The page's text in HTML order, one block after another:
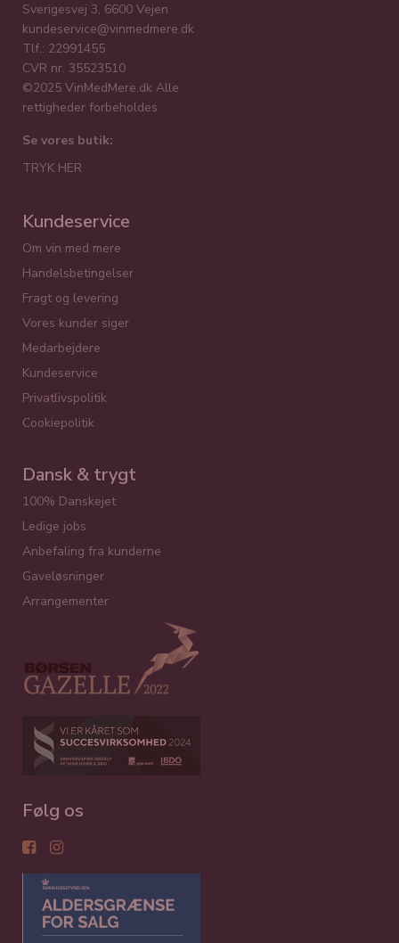
Sverigesvej 3, 6600 Vejen
kundeservice@vinmedmere.dk
Tlf.: 22991455
CVR nr. 35523510
©2025 VinMedMere.dk Alle
rettigheder forbeholdes
Se vores butik:
TRYK HER
Kundeservice
Om vin med mere
Handelsbetingelser
Fragt og levering
Vores kunder siger
Medarbejdere
Kundeservice
Privatlivspolitik
Cookiepolitik
Dansk & trygt
100% Danskejet
Ledige jobs
Anbefaling fra kunderne
Gaveløsninger
Arrangementer
Følg os